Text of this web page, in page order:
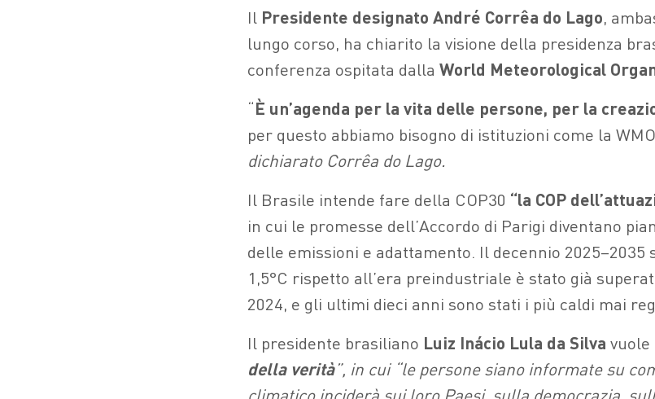
Il Presidente designato André Corrêa do Lago,
lungo corso, ha chiarito la visione della presidenza
conferenza ospitata dalla World Meteorological
“È un’agenda per la vita delle persone, per la
per questo abbiamo bisogno di istituzioni come la
dichiarato Corrêa do Lago.
Il Brasile intende fare della COP30 “la COP
in cui le promesse dell’Accordo di Parigi diventano
delle emissioni e adattamento. Il decennio
1,5°C rispetto all’era preindustriale è stato già
2024, e gli ultimi dieci anni sono stati i più caldi mai
Il presidente brasiliano Luiz Inácio Lula da Silva vuole
della verità”, in cui “le persone siano informate su